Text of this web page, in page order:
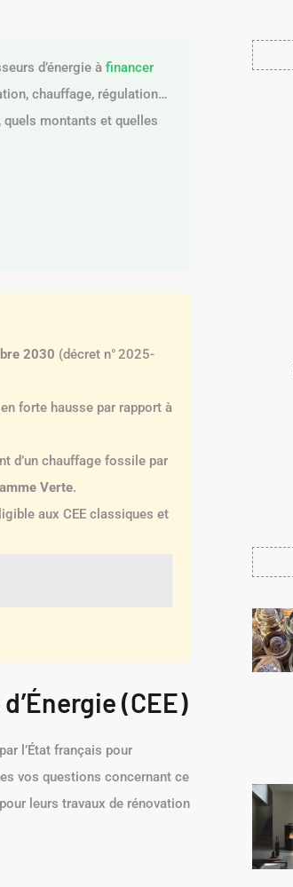
d’énergie à financer
chauffage, régulation…
quels montants et quelles
2030 (décret n° 2025-
forte hausse par rapport à
d’un chauffage fossile par
Verte.
aux CEE classiques et
(CEE)
l’État français pour
vos questions concernant ce
leurs travaux de rénovation